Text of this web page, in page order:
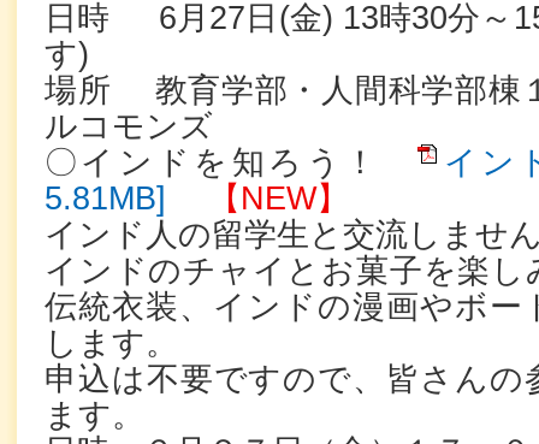
日時 6月27日(金) 13時30分～
す)
場所 教育学部・人間科学部棟
ルコモンズ
〇インドを知ろう！
イン
5.81MB]
【NEW】
インド人の留学生と交流しませ
インドのチャイとお菓子を楽し
伝統衣装、インドの漫画やボー
します。
申込は不要ですので、皆さんの
ます。